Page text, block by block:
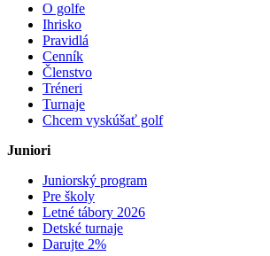
O golfe
Ihrisko
Pravidlá
Cenník
Členstvo
Tréneri
Turnaje
Chcem vyskúšať golf
Juniori
Juniorský program
Pre školy
Letné tábory 2026
Detské turnaje
Darujte 2%